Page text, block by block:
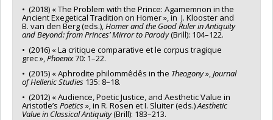
• (2018) « The Problem with the Prince: Agamemnon in the
Ancient Exegetical Tradition on Homer », in J. Klooster and
B. van den Berg (eds.),Homer and the Good Ruler in Antiquity
and Beyond: from Princes’ Mirror to Parody(Brill): 104–122.
• (2016) « La critique comparative et le corpus tragique
grec »,Phoenix70: 1–22.
• (2015) « Aphrodite philommêdês in the Theogony»,Journal
of Hellenic Studies 135: 8–18.
• (2012) « Audience, Poetic Justice, and Aesthetic Value in
Aristotle’s Poetics», in R. Rosen et I. Sluiter (eds.)Aesthetic
Value in Classical Antiquity(Brill): 183–213.